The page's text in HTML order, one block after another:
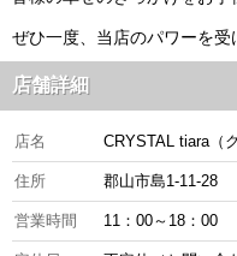
ぜひ一度、当店のパワーを受
店舗詳細
店名 CRYSTAL tiara（
住所 郡山市島1-11-28
営業時間 11：00～18：00